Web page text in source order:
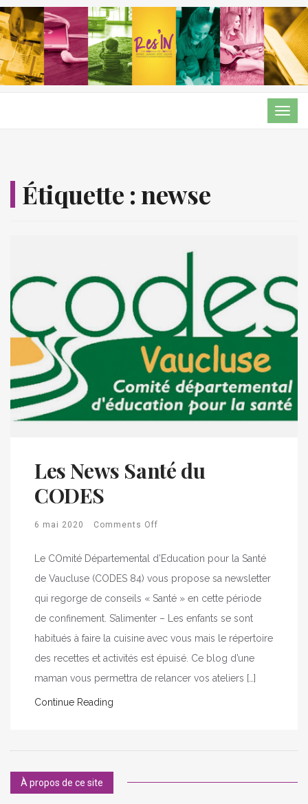
Étiquette :newse
Les News Santé du
CODES
6 mai 2020 Comments Off
Le COmité Départemental d’Education pour la Santé
de Vaucluse (CODES 84) vous propose sa newsletter
qui regorge de conseils « Santé » en cette période
de confinement. S’alimenter – Les enfants se sont
habitués à faire la cuisine avec vous mais le répertoire
des recettes et activités est épuisé. Ce blog d’une
maman vous permettra de relancer vos ateliers […]
Continue Reading
À propos de ce site